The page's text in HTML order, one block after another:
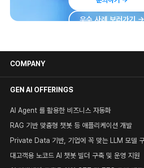
우수 사례 보러가기 →
COMPANY
GEN AI OFFERINGS
AI Agent 를 활용한 비즈니스 자동화
RAG 기반 맞춤형 챗봇 등 애플리케이션 개발
Private Data 기반, 기업에 꼭 맞는 LLM 모델
대고객용 노코드 AI 챗봇 빌더 구축 및 운영 지원